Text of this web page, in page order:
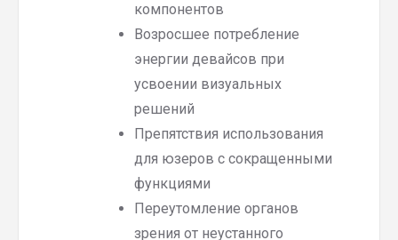
компонентов
Возросшее потребление
энергии девайсов при
усвоении визуальных
решений
Препятствия использования
для юзеров с сокращенными
функциями
Переутомление органов
зрения от неустанного